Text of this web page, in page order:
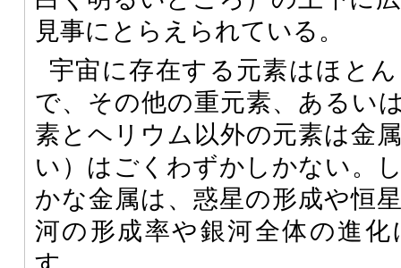
見事にとらえられている。
宇宙に存在する元素はほと
で、その他の重元素、あるい
素とヘリウム以外の元素は金
い）はごくわずかしかない。
かな金属は、惑星の形成や恒
河の形成率や銀河全体の進